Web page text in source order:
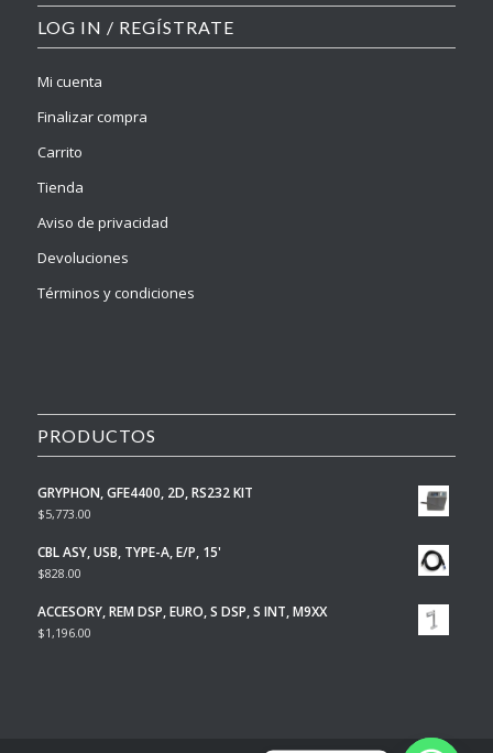
LOG IN / REGÍSTRATE
Mi cuenta
Finalizar compra
Carrito
Tienda
Aviso de privacidad
Devoluciones
Términos y condiciones
PRODUCTOS
GRYPHON, GFE4400, 2D, RS232 KIT
$5,773.00
CBL ASY, USB, TYPE-A, E/P, 15'
$828.00
ACCESORY, REM DSP, EURO, S DSP, S INT, M9XX
$1,196.00